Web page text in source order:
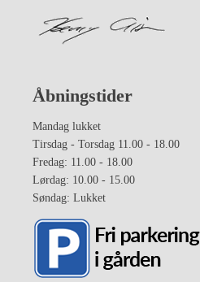
Åbningstider
Mandag lukket
Tirsdag - Torsdag 11.00 - 18.00
Fredag: 11.00 - 18.00
Lørdag: 10.00 - 15.00
Søndag: Lukket